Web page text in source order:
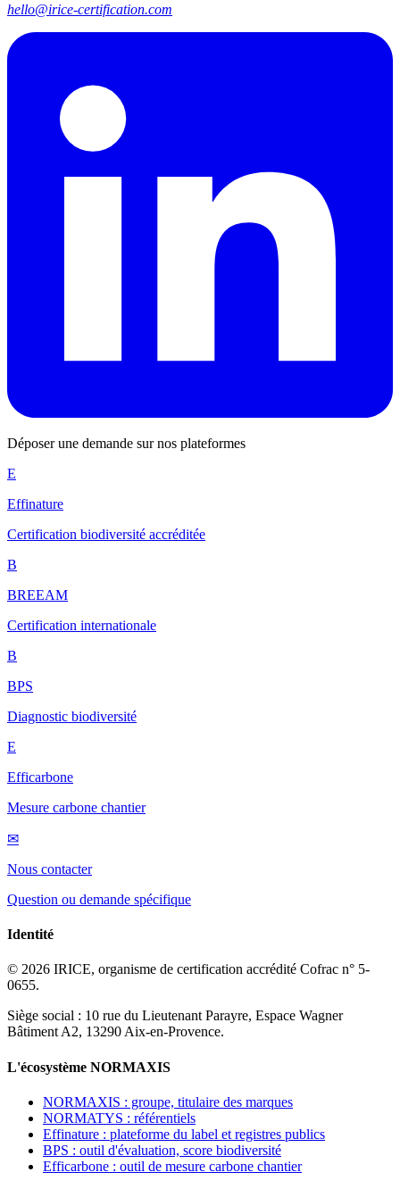
hello@irice-certification.com
Déposer une demande sur nos plateformes
E
Effinature
Certification biodiversité accréditée
B
BREEAM
Certification internationale
B
BPS
Diagnostic biodiversité
E
Efficarbone
Mesure carbone chantier
✉
Nous contacter
Question ou demande spécifique
Identité
© 2026 IRICE, organisme de certification accrédité Cofrac n° 5-
0655.
Siège social : 10 rue du Lieutenant Parayre, Espace Wagner
Bâtiment A2, 13290 Aix-en-Provence.
L'écosystème NORMAXIS
NORMAXIS : groupe, titulaire des marques
NORMATYS : référentiels
Effinature : plateforme du label et registres publics
BPS : outil d'évaluation, score biodiversité
Efficarbone : outil de mesure carbone chantier